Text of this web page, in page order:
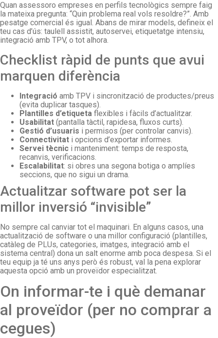
Quan assessoro empreses en perfils tecnològics sempre faig
la mateixa pregunta: “Quin problema real vols resoldre?”. Amb
pesatge comercial és igual. Abans de mirar models, defineix el
teu cas d’ús: taulell assistit, autoservei, etiquetatge intensiu,
integració amb TPV, o tot alhora.
Checklist ràpid de punts que avui
marquen diferència
Integració amb TPV i sincronització de productes/preus
(evita duplicar tasques).
Plantilles d’etiqueta flexibles i fàcils d’actualitzar.
Usabilitat (pantalla tàctil, rapidesa, fluxos curts).
Gestió d’usuaris i permisos (per controlar canvis).
Connectivitat i opcions d’exportar informes.
Servei tècnic i manteniment: temps de resposta,
recanvis, verificacions.
Escalabilitat: si obres una segona botiga o amplíes
seccions, que no sigui un drama.
Actualitzar software pot ser la
millor inversió “invisible”
No sempre cal canviar tot el maquinari. En alguns casos, una
actualització de software o una millor configuració (plantilles,
catàleg de PLUs, categories, imatges, integració amb el
sistema central) dona un salt enorme amb poca despesa. Si el
teu equip ja té uns anys però és robust, val la pena explorar
aquesta opció amb un proveïdor especialitzat.
On informar-te i què demanar
al proveïdor (per no comprar a
cegues)